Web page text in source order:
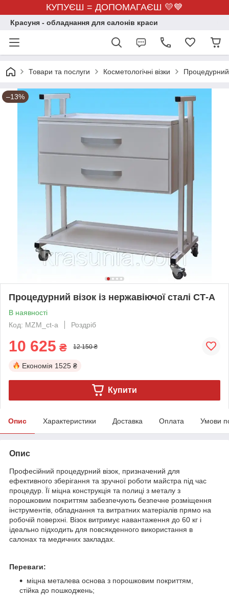
КУПУЄШ = ДОПОМАГАЄШ 💛💙
Красуня - обладнання для салонів краси
Товари та послуги Косметологічні візки Процедурний
–13%
Процедурний візок із нержавіючої сталі СТ-А
В наявності
Код: MZM_ct-a
Роздріб
10 625 ₴ 12 150 ₴
Економія 1525 ₴
Купити
Опис Характеристики Доставка Оплата Умови
Опис
Професійний процедурний візок, призначений для
ефективного зберігання та зручної роботи майстра під час
процедур. Її міцна конструкція та полиці з металу з
порошковим покриттям забезпечують безпечне розміщення
інструментів, обладнання та витратних матеріалів прямо на
робочій поверхні. Візок витримує навантаження до 60 кг і
ідеально підходить для повсякденного використання в
салонах та медичних закладах.
Переваги:
міцна металева основа з порошковим покриттям,
стійка до пошкоджень;